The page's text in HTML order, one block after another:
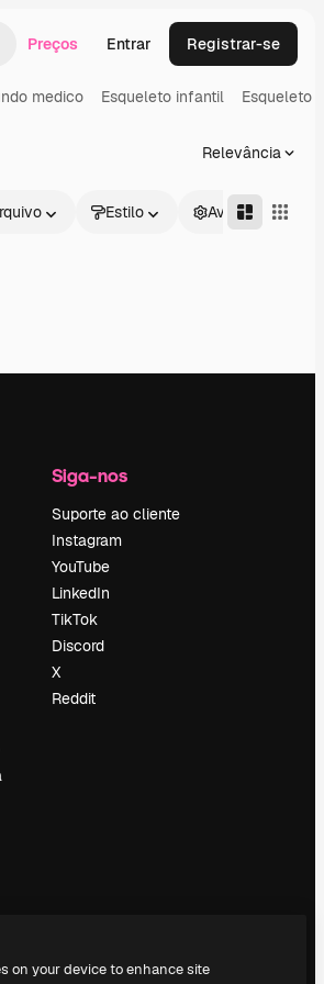
por imagem
Preços Entrar Registrar-se
medico Esqueleto infantil Esqueleto
Relevância
Estilo Avançado
Siga-nos
Suporte ao cliente
Instagram
YouTube
LinkedIn
TikTok
Discord
X
Reddit
on your device to enhance site